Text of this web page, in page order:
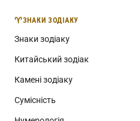
♈ЗНАКИ ЗОДІАКУ
Знаки зодіаку
Китайський зодіак
Камені зодіаку
Сумісність